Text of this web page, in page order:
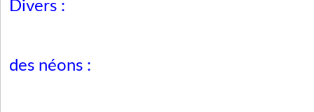
Divers :
des néons :